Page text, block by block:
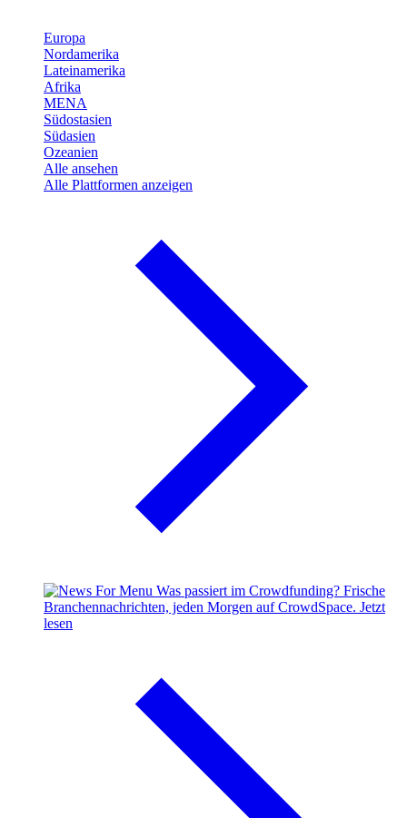
Europa
Nordamerika
Lateinamerika
Afrika
MENA
Südostasien
Südasien
Ozeanien
Alle ansehen
Alle Plattformen anzeigen
Was passiert im Crowdfunding? Frische
Branchennachrichten, jeden Morgen auf CrowdSpace. Jetzt
lesen